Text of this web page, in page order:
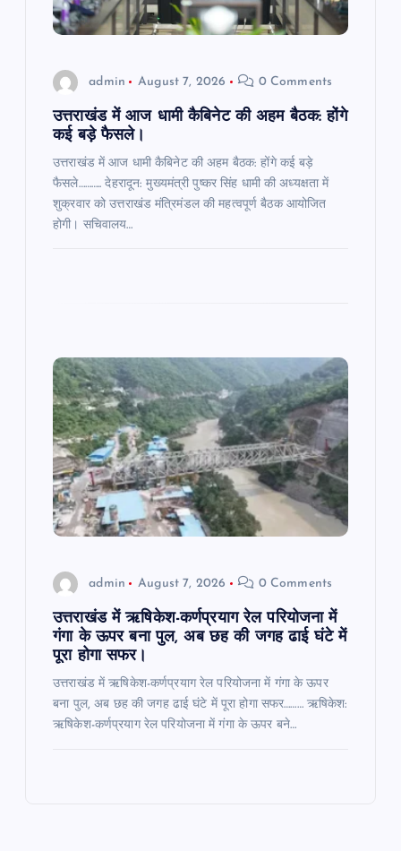
admin August 7, 2026 0 Comments
उत्तराखंड में आज धामी कैबिनेट की अहम बैठक: होंगे
कई बड़े फैसले।
उत्तराखंड में आज धामी कैबिनेट की अहम बैठक: होंगे कई बड़े
फैसले……….. देहरादून: मुख्यमंत्री पुष्कर सिंह धामी की अध्यक्षता में
शुक्रवार को उत्तराखंड मंत्रिमंडल की महत्वपूर्ण बैठक आयोजित
होगी। सचिवालय…
admin August 7, 2026 0 Comments
उत्तराखंड में ऋषिकेश-कर्णप्रयाग रेल परियोजना में
गंगा के ऊपर बना पुल, अब छह की जगह ढाई घंटे में
पूरा होगा सफर।
उत्तराखंड में ऋषिकेश-कर्णप्रयाग रेल परियोजना में गंगा के ऊपर
बना पुल, अब छह की जगह ढाई घंटे में पूरा होगा सफर……… ऋषिकेश:
ऋषिकेश-कर्णप्रयाग रेल परियोजना में गंगा के ऊपर बने…